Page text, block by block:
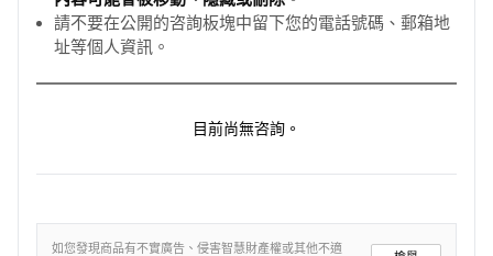
請不要在公開的咨詢板塊中留下您的電話號碼、郵箱地
址等個人資訊。
目前尚無咨詢。
如您發現商品有不實廣告、侵害智慧財產權或其他不適